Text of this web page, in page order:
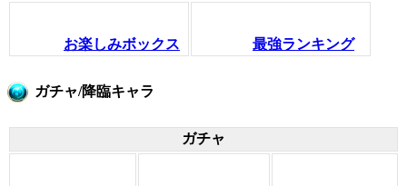
お楽しみボックス 最強ランキング
ガチャ/降臨キャラ
ガチャ